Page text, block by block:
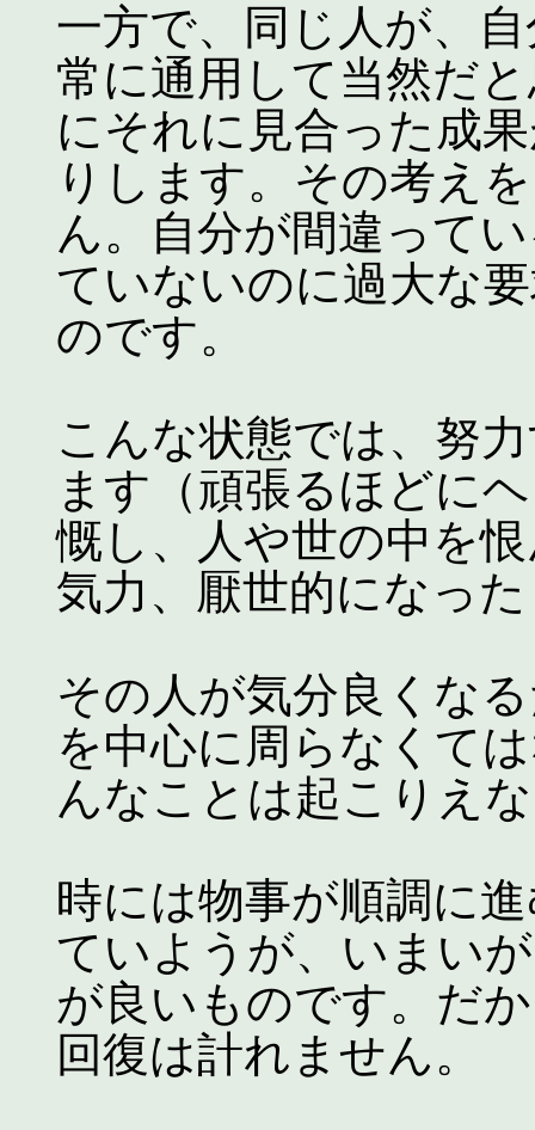
一方で、同じ人が、
常に通用して当然だ
にそれに見合った成
りします。その考え
ん。自分が間違って
ていないのに過大な
のです。
こんな状態では、努
ます（頑張るほどに
慨し、人や世の中を
気力、厭世的になっ
その人が気分良くな
を中心に周らなくて
んなことは起こりえ
時には物事が順調に
ていようが、いまい
が良いものです。だ
回復は計れません。